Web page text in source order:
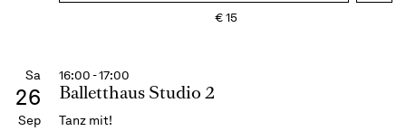
€15
Sa
26
Sep
16:00 - 17:00
Balletthaus Studio 2
Tanz mit!